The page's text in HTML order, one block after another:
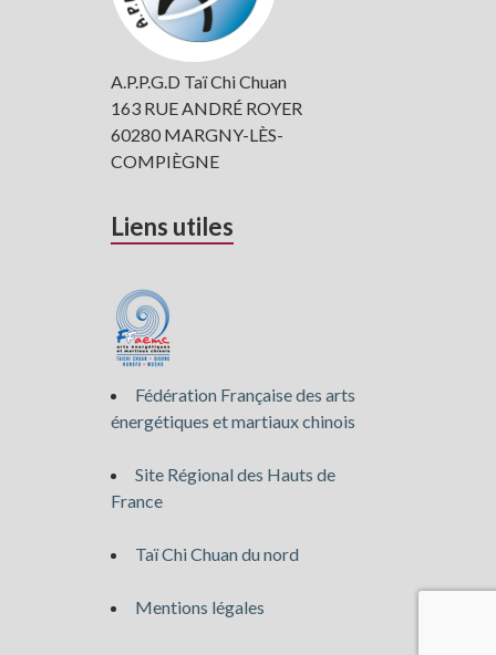
A.P.P.G.D Taï Chi Chuan
163 RUE ANDRÉ ROYER
60280 MARGNY-LÈS-
COMPIÈGNE
Liens utiles
Fédération Française des arts
énergétiques et martiaux chinois
Site Régional des Hauts de
France
Taï Chi Chuan du nord
Mentions légales